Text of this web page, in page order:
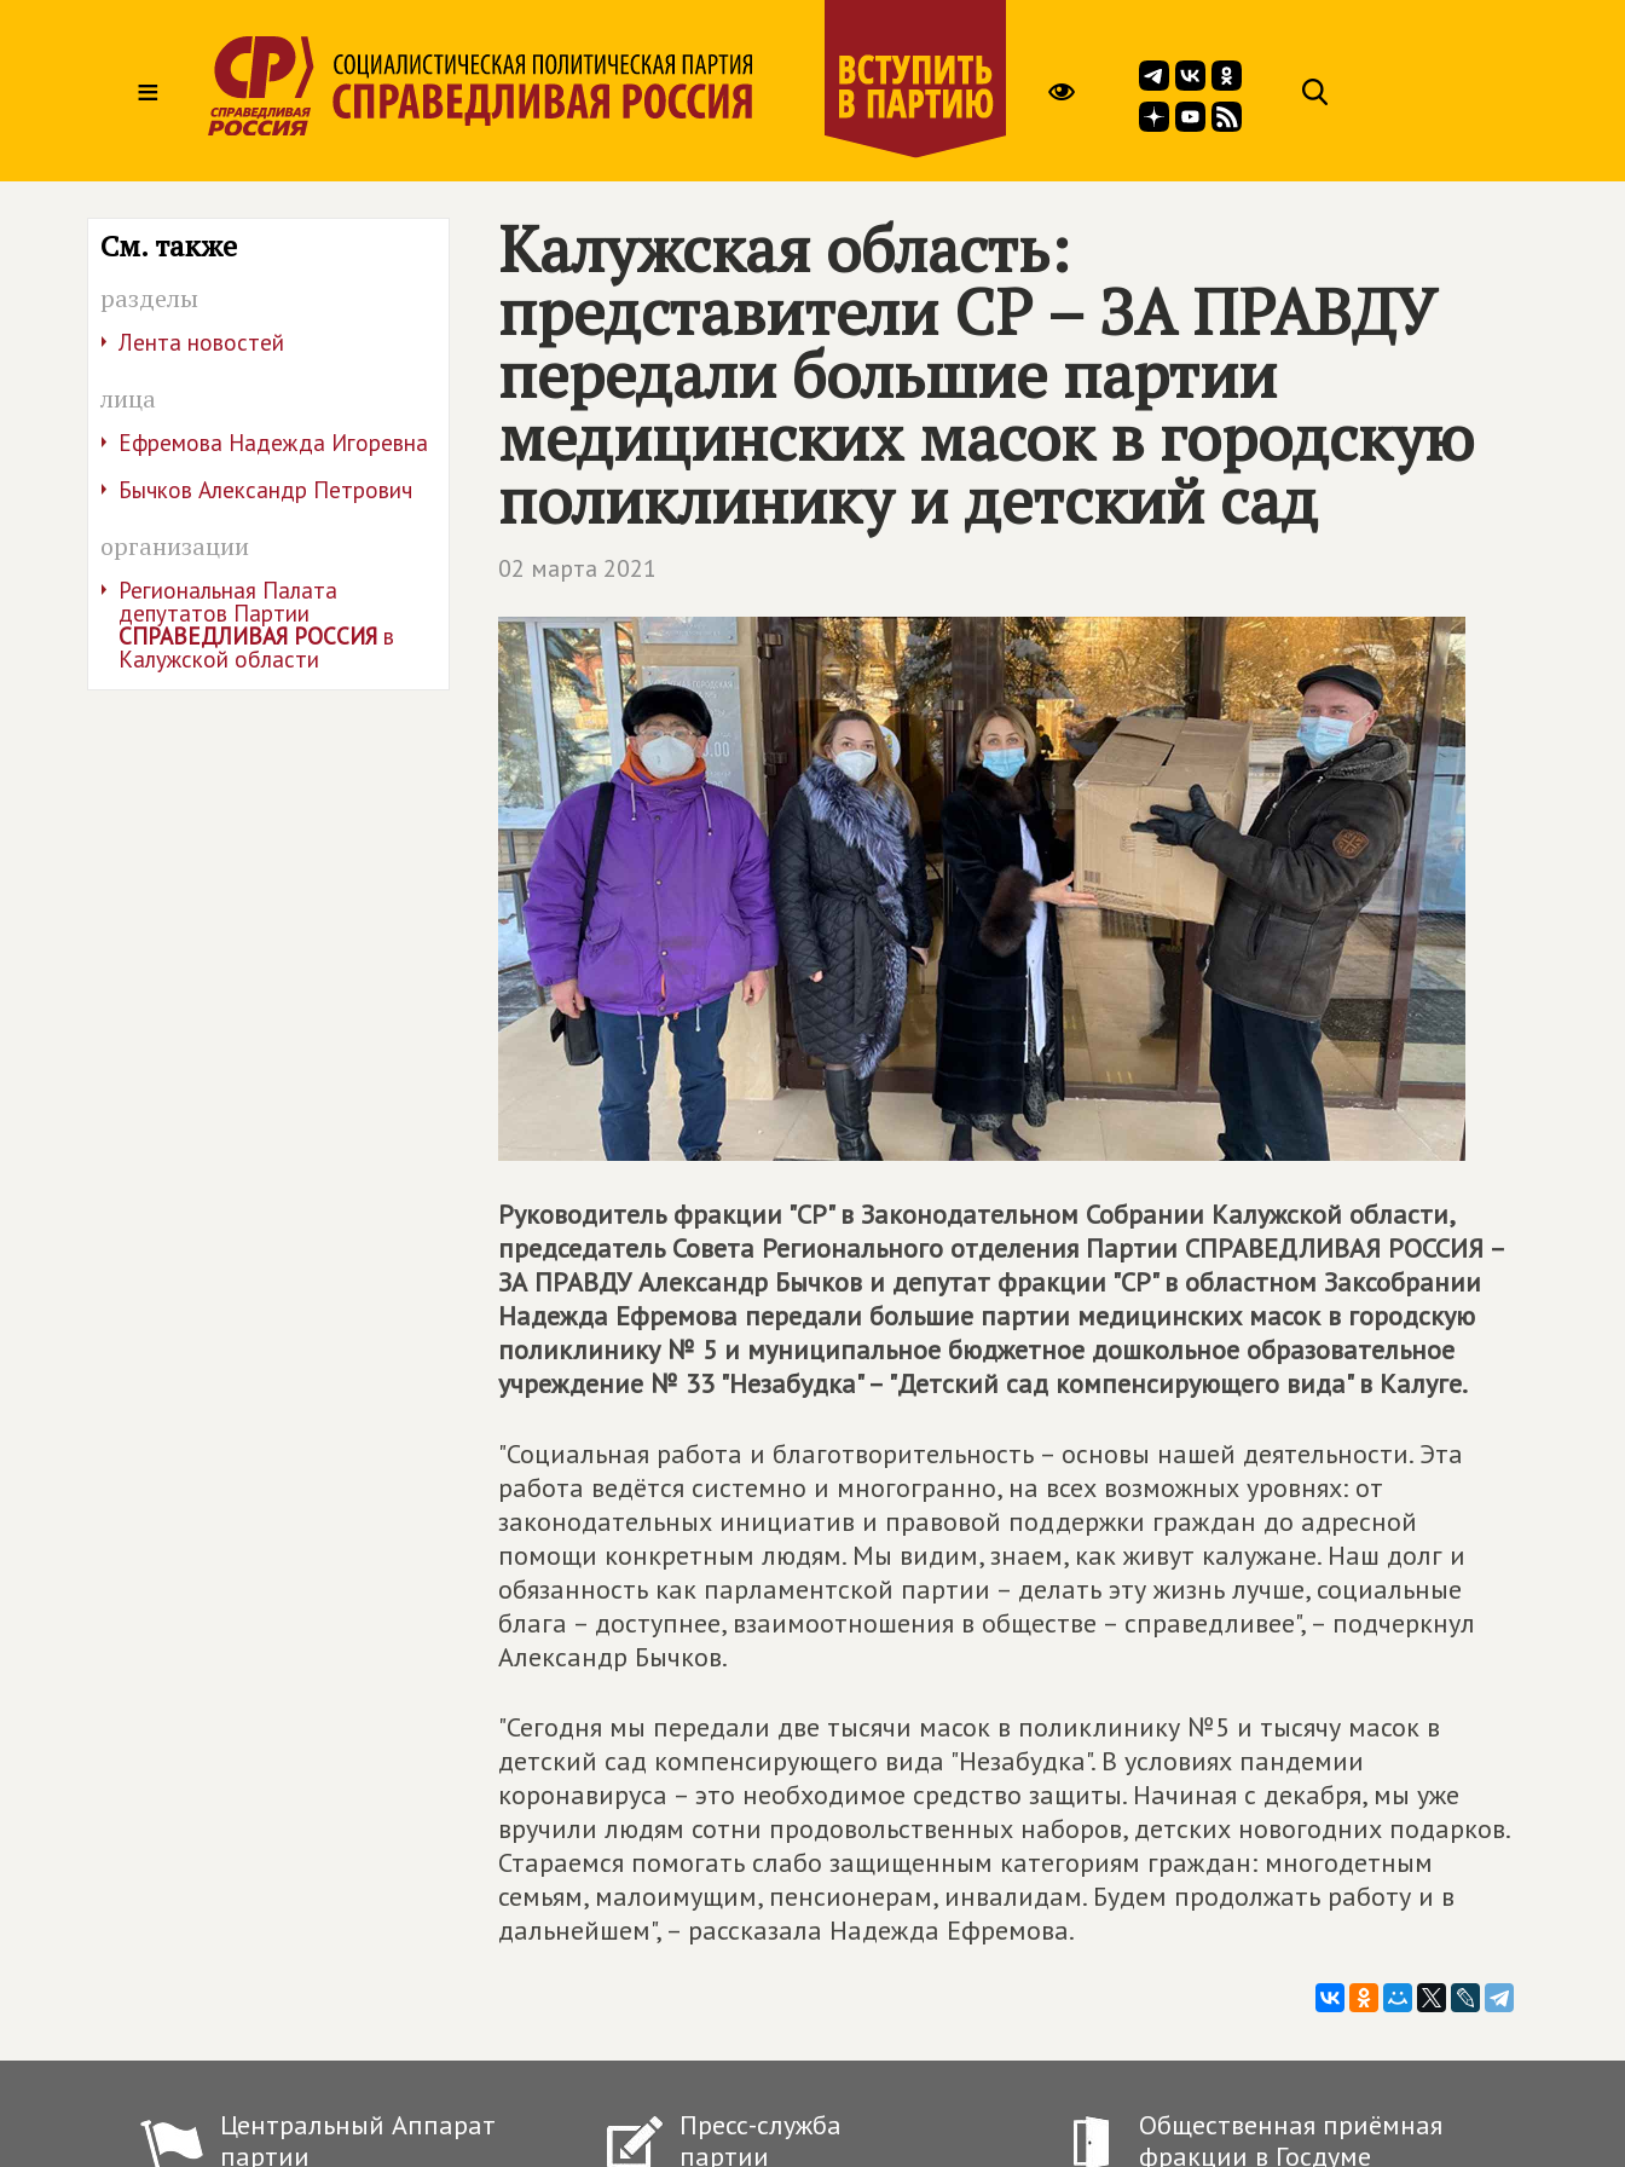
≡
См. также
разделы
Лента новостей
лица
Ефремова Надежда Игоревна
Бычков Александр Петрович
организации
Региональная Палата
депутатов Партии
СПРАВЕДЛИВАЯ РОССИЯ в
Калужской области
Калужская область:
представители СР – ЗА ПРАВДУ
передали большие партии
медицинских масок в городскую
поликлинику и детский сад
02 марта 2021
Руководитель фракции "СР" в Законодательном Собрании Калужской области,
председатель Совета Регионального отделения Партии СПРАВЕДЛИВАЯ РОССИЯ –
ЗА ПРАВДУАлександр Бычков и депутат фракции "СР" в областном Заксобрании
Надежда Ефремова передали большие партии медицинских масок в городскую
поликлинику № 5 и муниципальное бюджетное дошкольное образовательное
учреждение № 33 "Незабудка" – "Детский сад компенсирующего вида" в Калуге.
"Социальная работа и благотворительность – основы нашей деятельности. Эта
работа ведётся системно и многогранно, на всех возможных уровнях: от
законодательных инициатив и правовой поддержки граждан до адресной
помощи конкретным людям. Мы видим, знаем, как живут калужане. Наш долг и
обязанность как парламентской партии – делать эту жизнь лучше, социальные
блага – доступнее, взаимоотношения в обществе – справедливее", – подчеркнул
Александр Бычков.
"Сегодня мы передали две тысячи масок в поликлинику №5 и тысячу масок в
детский сад компенсирующего вида "Незабудка". В условиях пандемии
коронавируса – это необходимое средство защиты. Начиная с декабря, мы уже
вручили людям сотни продовольственных наборов, детских новогодних подарков.
Стараемся помогать слабо защищенным категориям граждан: многодетным
семьям, малоимущим, пенсионерам, инвалидам. Будем продолжать работу и в
дальнейшем", – рассказала Надежда Ефремова.
Центральный Аппарат
партии
Пресс-служба
партии
Общественная приёмная
фракции в Госдуме